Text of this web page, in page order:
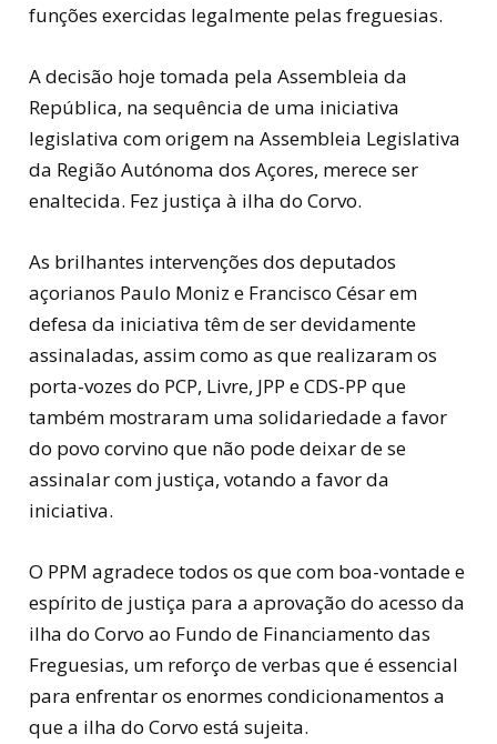
funções exercidas legalmente pelas freguesias.
A decisão hoje tomada pela Assembleia da
República, na sequência de uma iniciativa
legislativa com origem na Assembleia Legislativa
da Região Autónoma dos Açores, merece ser
enaltecida. Fez justiça à ilha do Corvo.
As brilhantes intervenções dos deputados
açorianos Paulo Moniz e Francisco César em
defesa da iniciativa têm de ser devidamente
assinaladas, assim como as que realizaram os
porta-vozes do PCP, Livre, JPP e CDS-PP que
também mostraram uma solidariedade a favor
do povo corvino que não pode deixar de se
assinalar com justiça, votando a favor da
iniciativa.
O PPM agradece todos os que com boa-vontade e
espírito de justiça para a aprovação do acesso da
ilha do Corvo ao Fundo de Financiamento das
Freguesias, um reforço de verbas que é essencial
para enfrentar os enormes condicionamentos a
que a ilha do Corvo está sujeita.